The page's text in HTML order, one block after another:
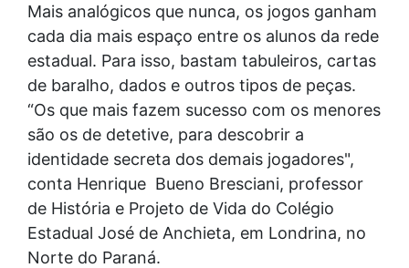
Mais analógicos que nunca, os jogos ganham
cada dia mais espaço entre os alunos da rede
estadual. Para isso, bastam tabuleiros, cartas
de baralho, dados e outros tipos de peças.
“Os que mais fazem sucesso com os menores
são os de detetive, para descobrir a
identidade secreta dos demais jogadores",
conta Henrique Bueno Bresciani, professor
de História e Projeto de Vida do Colégio
Estadual José de Anchieta, em Londrina, no
Norte do Paraná.